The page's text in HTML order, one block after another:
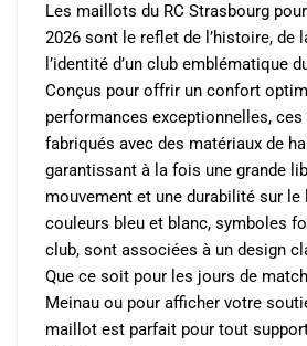
page
produit
sur
la
page
du
produit
Les maillots du RC Strasbourg
2026 sont le reflet de l’histoire, de
l’identité d’un club emblématique
Conçus pour offrir un confort
performances exceptionnelles,
fabriqués avec des matériaux de
garantissant à la fois une grande
mouvement et une durabilité sur le
couleurs bleu et blanc, symboles
club, sont associées à un design
Que ce soit pour les jours de
Meinau ou pour afficher votre
maillot est parfait pour tout